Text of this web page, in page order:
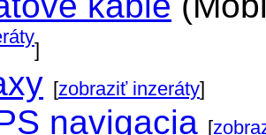
]
[zobraziť inzeráty]
navigacia [